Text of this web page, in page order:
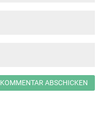
KOMMENTAR ABSCHICKEN